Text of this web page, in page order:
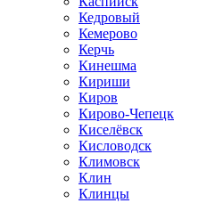
Кедровый
Кемерово
Керчь
Кинешма
Кириши
Киров
Кирово-Чепецк
Киселёвск
Кисловодск
Климовск
Клин
Клинцы